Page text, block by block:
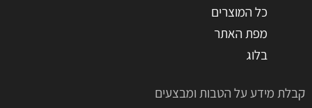
כל המוצרים
מפת האתר
בלוג
קבלת מידע על הטבות ומבצעים